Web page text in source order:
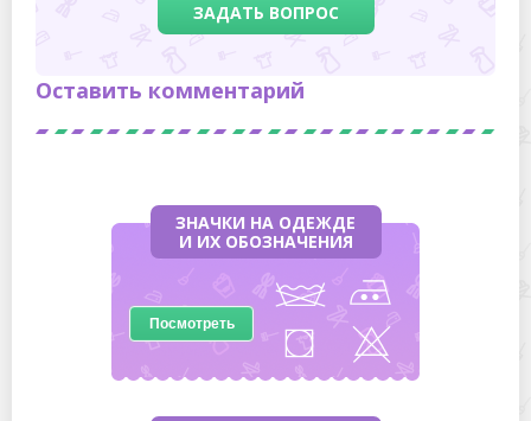
ЗАДАТЬ ВОПРОС
Оставить комментарий
ЗНАЧКИ НА ОДЕЖДЕ
И ИХ ОБОЗНАЧЕНИЯ
Посмотреть